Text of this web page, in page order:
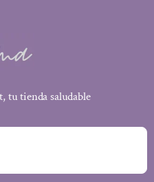
tu tienda saludable